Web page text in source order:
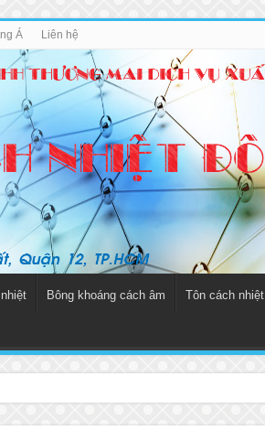
Á Liên hệ
Bông khoáng cách âm Tôn cách nhiệt